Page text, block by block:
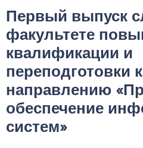
Первый выпуск
факультете
квалификации и
переподготовки
направлению
обеспечение
систем»